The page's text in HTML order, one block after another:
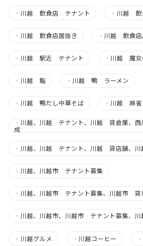
・ 川越 飲食店 テナント ・ 川越 飲
・ 川越 飲食店居抜き ・ 川越 飲食店
・ 川越 駅近 テナント ・ 川越 魔女
・ 川越 鮨 ・ 川越 鴨 ラーメン
・ 川越 鴨だし中華そば ・ 川越 麻雀
・ 川越、川越 テナント、川越 貸倉庫、西
成
・ 川越、川越 テナント、川越 貸店舗、川
・ 川越、川越市 テナント募集
・ 川越、川越市 テナント募集、川越市 貸
・ 川越、川越市、川越市 テナント募集、
・ 川越グルメ ・ 川越コーヒー ・